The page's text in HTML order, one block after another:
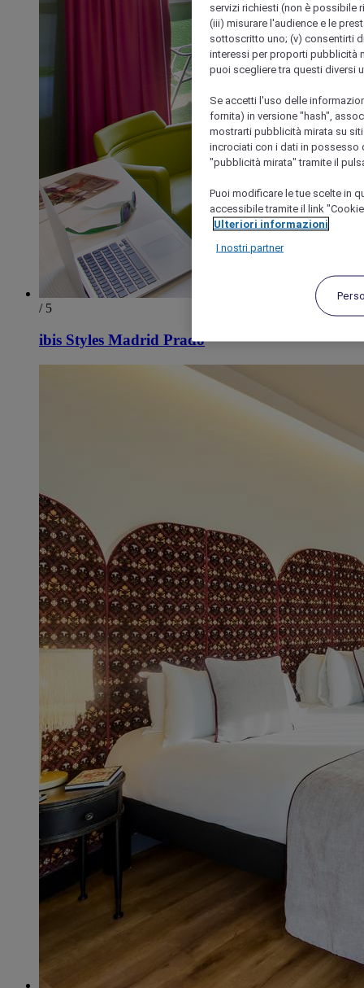
/ 5
ibis Styles Madrid Prado
servizi richiesti (non è possibile
(iii) misurare l'audience e le
sottoscritto uno; (v) consentirti
interessi per proporti pubblicità
puoi scegliere tra questi diversi
Se accetti l'uso delle
fornita) in versione "hash",
mostrarti pubblicità mirata su
incrociati con i dati in possesso
"pubblicità mirata" tramite il
Puoi modificare le tue scelte in
accessibile tramite il link
Ulteriori informazioni
I nostri partner